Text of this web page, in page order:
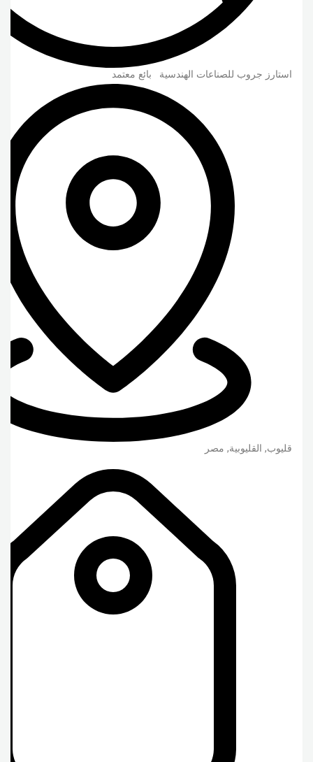
استارز جروب للصناعات الهندسية بائع معتمد
قليوب, القليوبية, مصر